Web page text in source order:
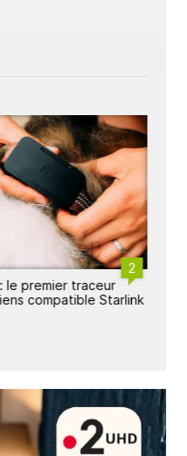
2
le premier traceur
compatible Starlink